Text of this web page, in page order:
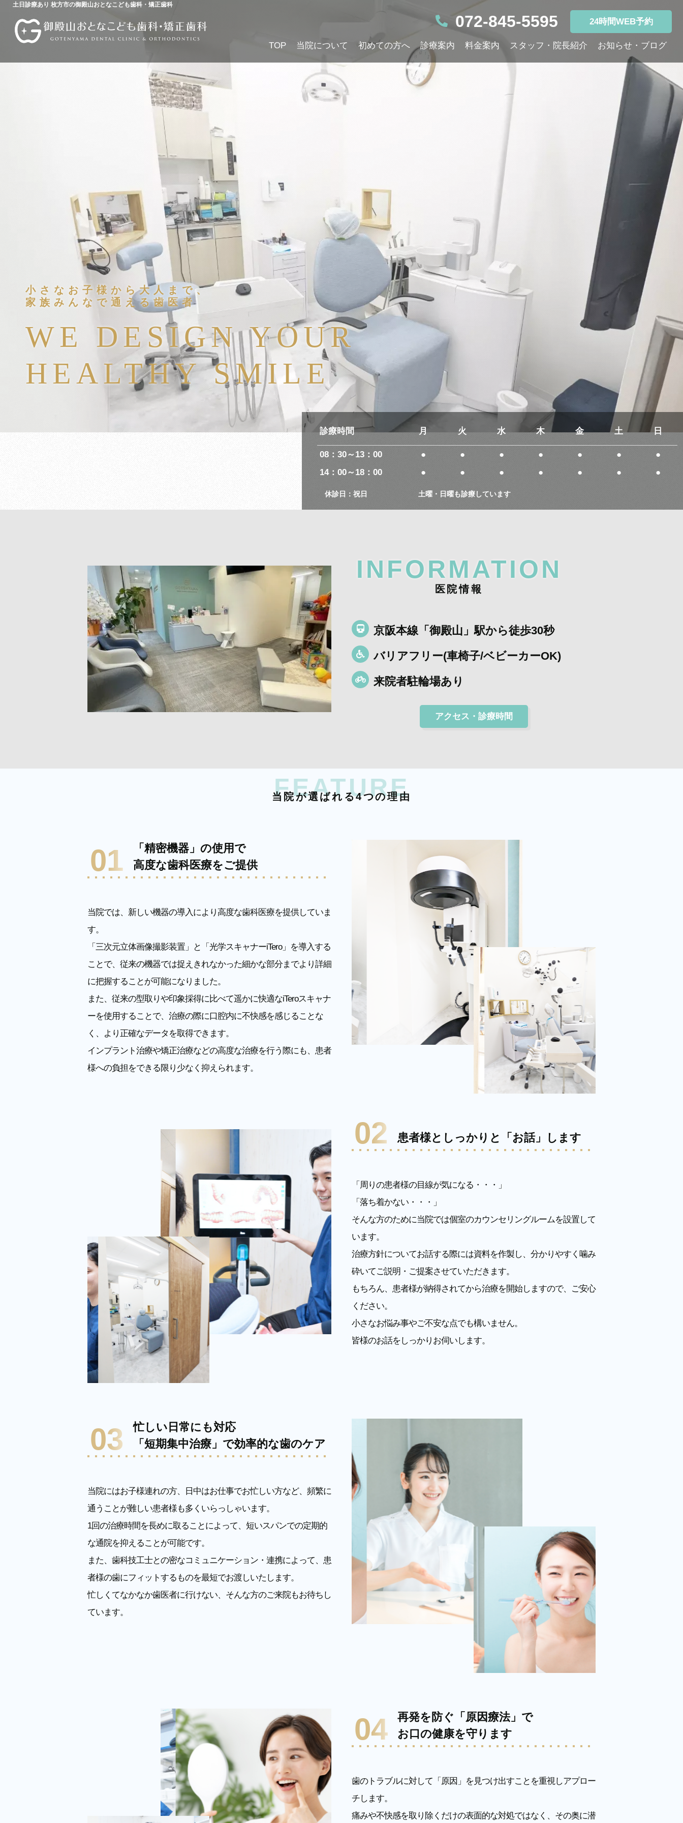
土日診療あり 枚方市の御殿山おとなこども歯科・矯正歯科
072-845-5595 24時間WEB予約
TOP 当院について 初めての方へ 診療案内 料金案内 スタッフ・院長紹介 お知らせ・ブログ
小さなお子様から大人まで、
家族みんなで通える歯医者
WE DESIGN YOUR
HEALTHY SMILE
診療時間 月 火 水 木 金 土 日
08：30～13：00 ● ● ● ● ● ●
●
14：00～18：00
● ● ● ● ● ● ●
休診日：祝日 土曜・日曜も診療しています
INFORMATION
医 院情報
京阪本線「御殿山」駅から徒歩30秒
バリアフリー(車椅子/ベビーカーOK)
来院者駐輪場あり
アクセス・診療時間
FEATURE
当 院が選 ばれ る4つの理由
01
「精密機器」の使用で
高度な歯科医療をご提供
当院では、新しい機器の導入により高度な歯科医療を提供していま
す。
「三次元立体画像撮影装置」と「光学スキャナーiTero」を導入する
ことで、従来の機器では捉えきれなかった細かな部分までより詳細
に把握することが可能になりました。
また、従来の型取りや印象採得に比べて遥かに快適なiTeroスキャナ
ーを使用することで、治療の際に口腔内に不快感を感じることな
く、より正確なデータを取得できます。
インプラント治療や矯正治療などの高度な治療を行う際にも、患者
様への負担をできる限り少なく抑えられます。
02 患者様としっかりと「お話」します
「周りの患者様の目線が気になる・・・」
「落ち着かない・・・」
そんな方のために当院では個室のカウンセリングルームを設置して
います。
治療方針についてお話する際には資料を作製し、分かりやすく噛み
砕いてご説明・ご提案させていただきます。
もちろん、患者様が納得されてから治療を開始しますので、ご安心
ください。
小さなお悩み事やご不安な点でも構いません。
皆様のお話をしっかりお伺いします。
03
忙しい日常にも対応
「短期集中治療」で効率的な歯のケア
当院にはお子様連れの方、日中はお仕事でお忙しい方など、頻繁に
通うことが難しい患者様も多くいらっしゃいます。
1回の治療時間を長めに取ることによって、短いスパンでの定期的
な通院を抑えることが可能です。
また、歯科技工士との密なコミュニケーション・連携によって、患
者様の歯にフィットするものを最短でお渡しいたします。
忙しくてなかなか歯医者に行けない、そんな方のご来院もお待ちし
ています。
04
再発を防ぐ「原因療法」で
お口の健康を守ります
歯のトラブルに対して「原因」を見つけ出すことを重視しアプロー
チします。
痛みや不快感を取り除くだけの表面的な対処ではなく、その奥に潜